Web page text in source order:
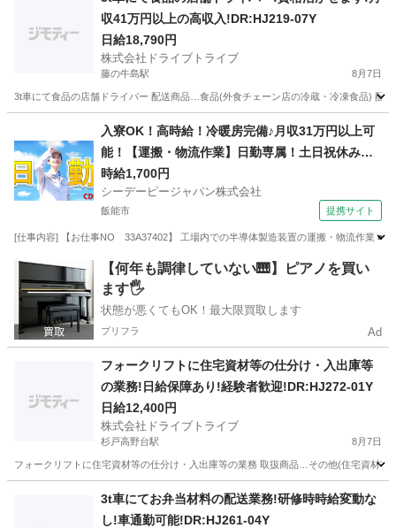
収41万円以上の高収入!DR:HJ219-07Y
日給18,790円
株式会社ドライブトライブ
藤の牛島駅 8月7日
3t車にて食品の店舗ドライバー 配送商品…食品(外食チェーン店の冷蔵・冷凍食品)
さいたま市 藤の牛島駅 ドライバー 番号
入寮OK！高時給！冷暖房完備♪月収31万円以上可
能！【運搬・物流作業】日勤専属！土日祝休み！
自動車通勤OK！無料送迎バスあり！
時給1,700円
シーデーピージャパン株式会社
飯能市 提携サイト
[仕事内容] 【お仕事NO 33A37402】 工場内での半導体製造装置の運搬・物流作業 ■
埼玉 飯能市 その他
【何年も調律していない🎹】ピアノを買い
ます🖐️
状態が悪くてもOK！最大限買取します
プリフラ Ad
フォークリフトに住宅資材等の仕分け・入出庫等
の業務!日給保障あり!経験者歓迎!DR:HJ272-01Y
日給12,400円
株式会社ドライブトライブ
杉戸高野台駅 8月7日
フォークリフトに住宅資材等の仕分け・入出庫等の業務 取扱商品…その他(住宅資材
杉戸高野台駅 その他 フォークリフト
3t車にてお弁当材料の配送業務!研修時時給変動な
し!車通勤可能!DR:HJ261-04Y